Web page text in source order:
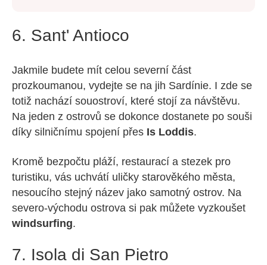
6. Sant' Antioco
Jakmile budete mít celou severní část
prozkoumanou, vydejte se na jih Sardínie. I zde se
totiž nachází souostroví, které stojí za návštěvu.
Na jeden z ostrovů se dokonce dostanete po souši
díky silničnímu spojení přes Is Loddis.
Kromě bezpočtu pláží, restaurací a stezek pro
turistiku, vás uchvátí uličky starověkého města,
nesoucího stejný název jako samotný ostrov. Na
severo-východu ostrova si pak můžete vyzkoušet
windsurfing.
7. Isola di San Pietro